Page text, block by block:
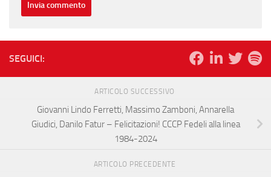
SEGUICI:
ARTICOLO SUCCESSIVO
Giovanni Lindo Ferretti, Massimo Zamboni, Annarella
Giudici, Danilo Fatur – Felicitazioni! CCCP Fedeli alla linea
1984-2024
ARTICOLO PRECEDENTE